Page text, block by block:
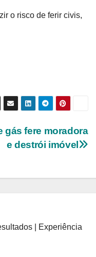
o risco de ferir civis,
gás fere moradora
e destrói imóvel
| Experiência